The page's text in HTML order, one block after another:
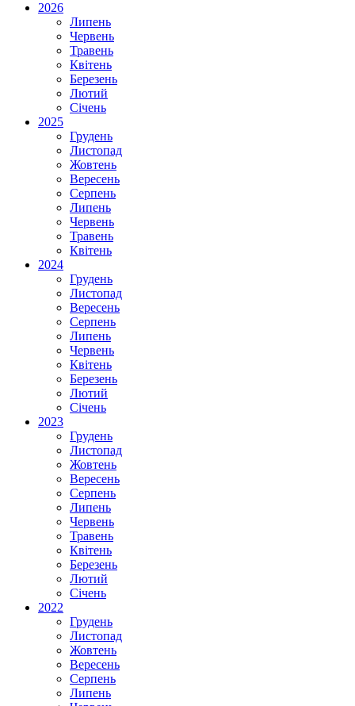
2026
Липень
Червень
Травень
Квітень
Березень
Лютий
Січень
2025
Грудень
Листопад
Жовтень
Вересень
Серпень
Липень
Червень
Травень
Квітень
2024
Грудень
Листопад
Вересень
Серпень
Липень
Червень
Квітень
Березень
Лютий
Січень
2023
Грудень
Листопад
Жовтень
Вересень
Серпень
Липень
Червень
Травень
Квітень
Березень
Лютий
Січень
2022
Грудень
Листопад
Жовтень
Вересень
Серпень
Липень